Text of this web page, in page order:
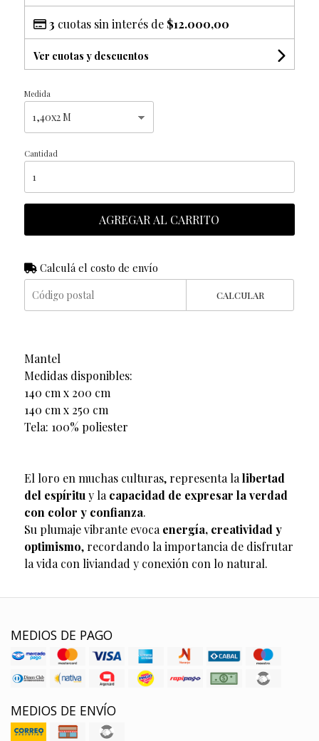
3 cuotas sin interés de $12.000,00
Ver cuotas y descuentos
Medida
Cantidad
AGREGAR AL CARRITO
Calculá el costo de envío
CALCULAR
Mantel
Medidas disponibles:
140 cm x 200 cm
140 cm x 250 cm
Tela: 100% poliester
El loro en muchas culturas, representa la libertad
del espíritu y la capacidad de expresar la verdad
con color y confianza.
Su plumaje vibrante evoca energía, creatividad y
optimismo, recordando la importancia de disfrutar
la vida con liviandad y conexión con lo natural.
MEDIOS DE PAGO
MEDIOS DE ENVÍO